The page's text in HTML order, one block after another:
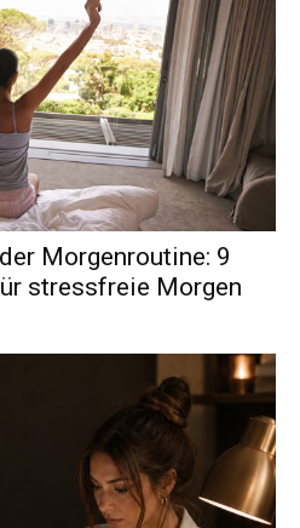
Morgenroutine: 9
stressfreie Morgen